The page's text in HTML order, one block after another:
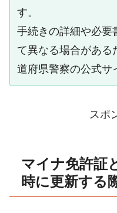
す。
手続きの詳細や必要
て異なる場合がある
道府県警察の公式サ
スポ
マイナ免許証
時に更新する